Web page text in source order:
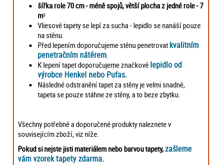
šířka role 70 cm - méně spojů, větší plocha z jedné role - 7
m²
Vliesové tapety se lepí za sucha - lepidlo se nanáší pouze
na stěnu.
Před lepením doporučujeme stěnu penetrovat kvalitním
penetračním nátěrem.
K lepení tapet doporučujeme značkové lepidlo od
výrobce Henkel nebo Pufas.
Následné odstranění tapet za stěny je velmi snadné,
tapeta se pouze stáhne ze stěny, a to beze zbytku.
Všechny potřebné a doporučené produkty naleznete v
souvisejícím zboží, viz níže.
Pokud si nejste jisti materiálem nebo barvou tapety,zašleme
vám vzorek tapety zdarma.